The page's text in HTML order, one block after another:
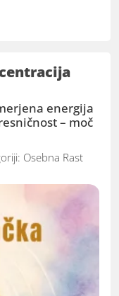
energija
– moč
Osebna Rast